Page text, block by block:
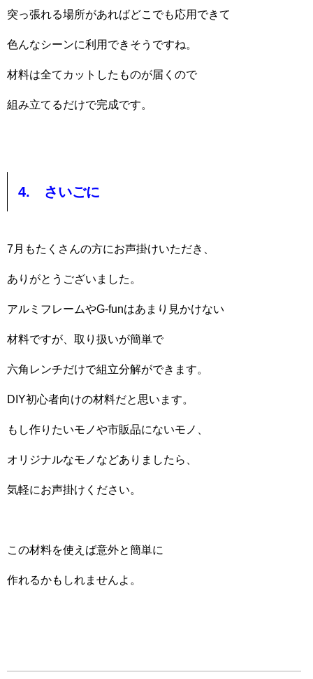
突っ張れる場所があればどこでも応用できて
色んなシーンに利用できそうですね。
材料は全てカットしたものが届くので
組み立てるだけで完成です。
4. さいごに
7月もたくさんの方にお声掛けいただき、
ありがとうございました。
アルミフレームやG-funはあまり見かけない
材料ですが、取り扱いが簡単で
六角レンチだけで組立分解ができます。
DIY初心者向けの材料だと思います。
もし作りたいモノや市販品にないモノ、
オリジナルなモノなどありましたら、
気軽にお声掛けください。
この材料を使えば意外と簡単に
作れるかもしれませんよ。